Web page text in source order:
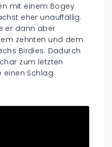
mit einem Bogey
eher unauffällig.
er dann aber
zehnten und dem
Birdies. Dadurch
zum letzten
einen Schlag